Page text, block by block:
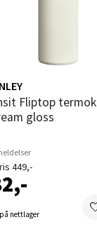
gloss
449,-
nettlager
3, 7340
Senter
Orkdalsveien